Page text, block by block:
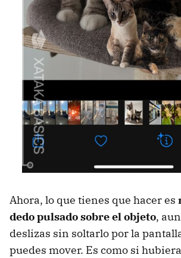
Ahora, lo que tienes que hacer es
dedo pulsado sobre el objeto,
deslizas sin soltarlo por la
puedes mover. Es como si